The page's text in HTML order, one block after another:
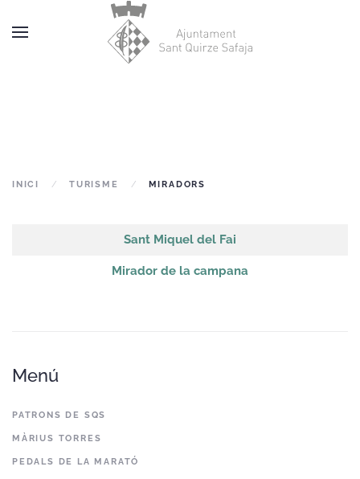
Skip to main content
INICI TURISME MIRADORS
Sant Miquel del Fai
Mirador de la campana
Menú
PATRONS DE SQS
MÀRIUS TORRES
PEDALS DE LA MARATÓ